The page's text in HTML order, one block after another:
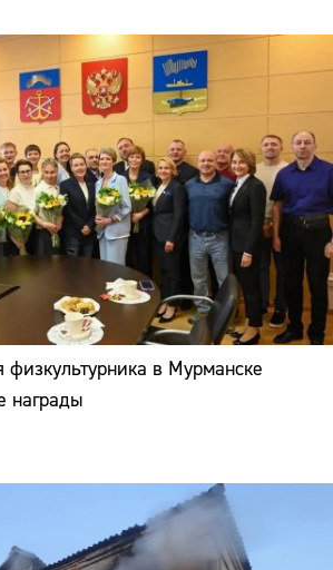
в Мурманске
награды